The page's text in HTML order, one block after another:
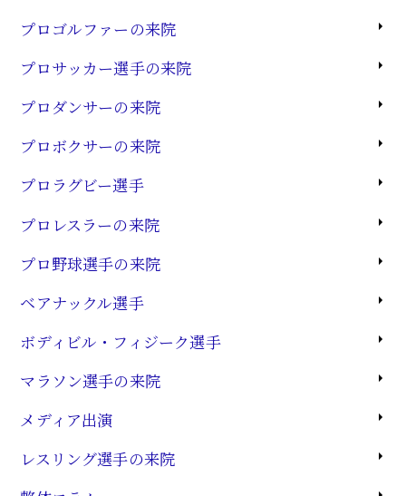
プロゴルファーの来院
プロサッカー選手の来院
プロダンサーの来院
プロボクサーの来院
プロラグビー選手
プロレスラーの来院
プロ野球選手の来院
ベアナックル選手
ボディビル・フィジーク選手
マラソン選手の来院
メディア出演
レスリング選手の来院